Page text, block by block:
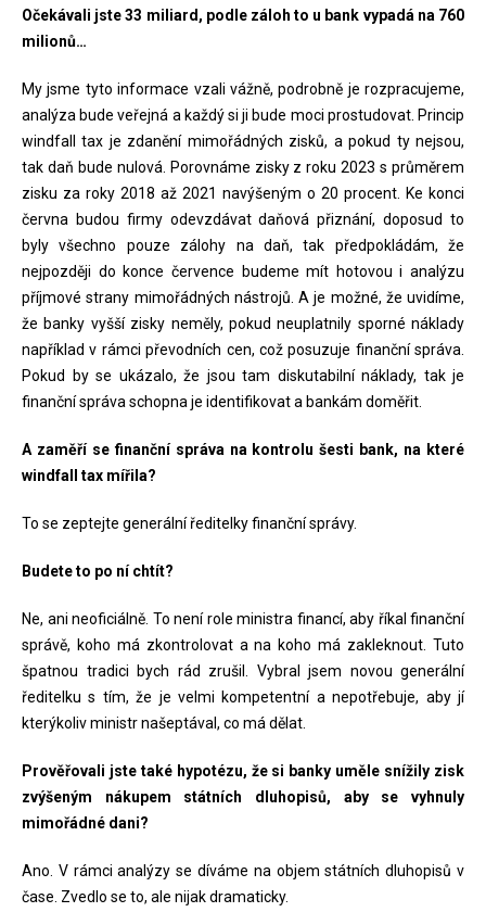
Očekávali jste 33 miliard, podle záloh to u bank vypadá na 760
milionů…
My jsme tyto informace vzali vážně, podrobně je rozpracujeme,
analýza bude veřejná a každý si ji bude moci prostudovat. Princip
windfall tax je zdanění mimořádných zisků, a pokud ty nejsou,
tak daň bude nulová. Porovnáme zisky z roku 2023 s průměrem
zisku za roky 2018 až 2021 navýšeným o 20 procent. Ke konci
června budou firmy odevzdávat daňová přiznání, doposud to
byly všechno pouze zálohy na daň, tak předpokládám, že
nejpozději do konce července budeme mít hotovou i analýzu
příjmové strany mimořádných nástrojů. A je možné, že uvidíme,
že banky vyšší zisky neměly, pokud neuplatnily sporné náklady
například v rámci převodních cen, což posuzuje finanční správa.
Pokud by se ukázalo, že jsou tam diskutabilní náklady, tak je
finanční správa schopna je identifikovat a bankám doměřit.
A zaměří se finanční správa na kontrolu šesti bank, na které
windfall tax mířila?
To se zeptejte generální ředitelky finanční správy.
Budete to po ní chtít?
Ne, ani neoficiálně. To není role ministra financí, aby říkal finanční
správě, koho má zkontrolovat a na koho má zakleknout. Tuto
špatnou tradici bych rád zrušil. Vybral jsem novou generální
ředitelku s tím, že je velmi kompetentní a nepotřebuje, aby jí
kterýkoliv ministr našeptával, co má dělat.
Prověřovali jste také hypotézu, že si banky uměle snížily zisk
zvýšeným nákupem státních dluhopisů, aby se vyhnuly
mimořádné dani?
Ano. V rámci analýzy se díváme na objem státních dluhopisů v
čase. Zvedlo se to, ale nijak dramaticky.